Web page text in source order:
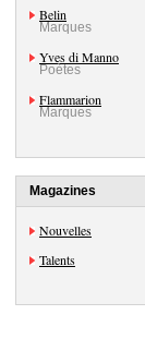
Belin
Marques
Yves di Manno
Poètes
Flammarion
Marques
Magazines
Nouvelles
Talents